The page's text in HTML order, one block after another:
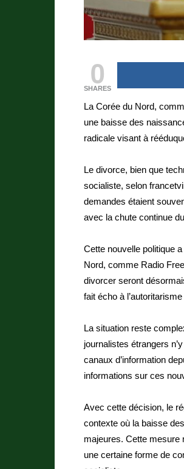
0
SHARES
La Corée du Nord,
une baisse des
radicale visant à
Le divorce, bien que
socialiste, selon
demandes étaient
avec la chute continue
Cette nouvelle politique
Nord, comme Radio
divorcer seront
fait écho à
La situation reste
journalistes étrangers
canaux d’information
informations sur ces
Avec cette décision, le
contexte où la baisse
majeures. Cette mesure
une certaine forme de